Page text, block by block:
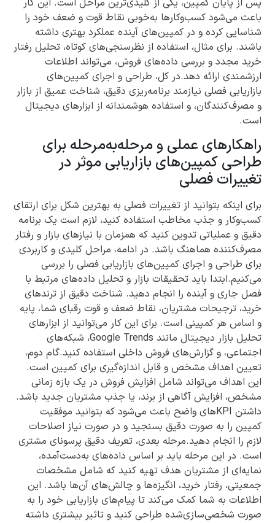
پس از پایان کمپین، یکی از کلیدی‌ترین مراحل است. این کار
باعث می‌شود کسب‌وکارها به‌خوبی نقاط قوت و ضعف خود را
شناسایی کرده و در کمپین‌های آینده عملکرد بهتری داشته
باشند. برای مثال، استفاده از نظرسنجی‌های کوتاه، تحلیل رفتار
خرید مجدد و بررسی داده‌های فروش، می‌تواند اطلاعات
ارزشمندی ارائه دهد.در کل، طراحی و اجرای کمپین‌های
بازاریابی فصلی نیازمند برنامه‌ریزی دقیق، شناخت عمیق از بازار
و مصرف‌کنندگان، و استفاده هوشمندانه از ابزارهای دیجیتال
است.
راهکارهای عملی و مرحله‌به‌مرحله برای
طراحی کمپین‌های بازاریابی موثر در
تغییرات فصلی
برای اینکه بتوانید از تغییرات فصلی به بهترین شکل برای ارتقای
کسب‌وکار و جذب مخاطب استفاده کنید، لازم است یک برنامه
دقیق و عملیاتی تدوین کنید که همزمان با نیازهای بازار و رفتار
مصرف‌کننده هماهنگ باشد. در ادامه، مراحل کلیدی و کاربردی
برای طراحی و اجرای کمپین‌های بازاریابی فصلی را بررسی
می‌کنیم.ابتدا باید تحقیقات بازار و تحلیل داده‌های مرتبط با
فصل جاری و آینده را انجام دهید. شناخت دقیق از ترندهای
خرید، ترجیحات مشتریان، نقاط ضعف و قوت رقبای شما، پایه
و اساس هر کمپینی است. برای این کار می‌توانید از ابزارهای
تحلیل بازار دیجیتال مانند Google Trends، شبکه‌های
اجتماعی، و گزارش‌های فروش داخلی استفاده کنید.گام دوم،
تعیین اهداف مشخص و قابل اندازه‌گیری برای کمپین است.
این اهداف می‌تواند شامل افزایش فروش در یک بازه زمانی
مشخص، افزایش آگاهی از برند، یا جذب مشتریان جدید باشد.
داشتن KPIهای واضح باعث می‌شود که بتوانید موفقیت
کمپین را به صورت دقیق بسنجید و در صورت نیاز اصلاحات
لازم را انجام دهید.مرحله بعدی، تعریف دقیق پرسونای مشتری
است. در این مرحله باید بر اساس داده‌های به‌دست‌آمده،
نمایه‌ای از مشتریان هدف تهیه کنید که شامل مشخصات
جمعیتی، رفتار خرید، انگیزه‌ها و چالش‌های آن‌ها باشد. این
اطلاعات به شما کمک می‌کند تا پیام‌های بازاریابی خود را به
صورت شخصی‌سازی‌شده طراحی کنید و تاثیر بیشتری داشته